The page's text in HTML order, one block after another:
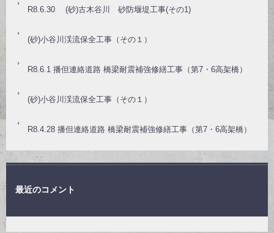
R8.6.30 (砂)古木谷川 砂防堰堤工事(その1)
(砂)小谷川渓流保全工事（その１）
R8.6.1 播但連絡道路 橋梁耐震補強修繕工事（第7・6高架橋）
(砂)小谷川渓流保全工事（その１）
R8.4.28 播但連絡道路 橋梁耐震補強修繕工事（第7・6高架橋）
最近のコメント